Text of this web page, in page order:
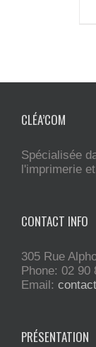
CLÉA’COM
Spécialisée
l'imprimerie
CONTACT INFO
305 Rue
Phone: 02 90
Email:
PRÉSENTATION